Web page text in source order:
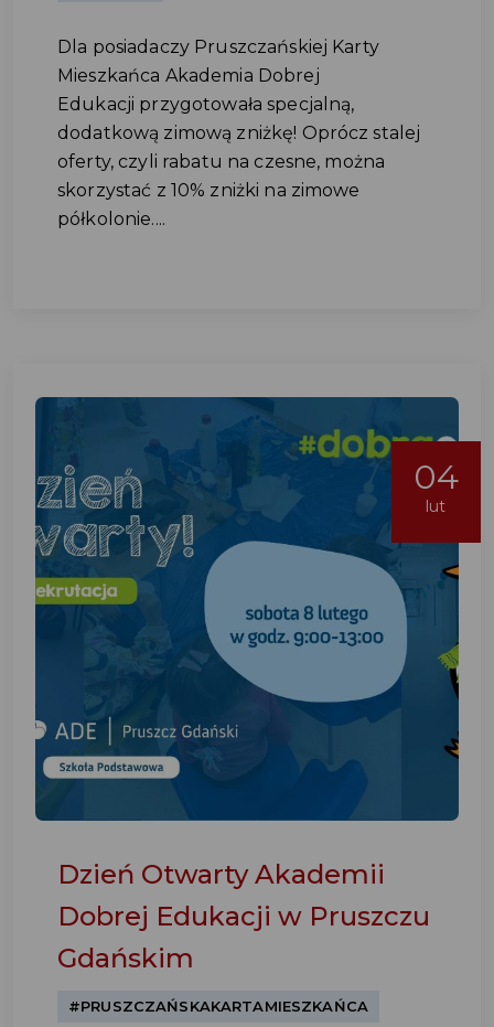
Dla posiadaczy Pruszczańskiej Karty
Mieszkańca Akademia Dobrej
Edukacji przygotowała specjalną,
dodatkową zimową zniżkę! Oprócz stalej
oferty, czyli rabatu na czesne, można
skorzystać z 10% zniżki na zimowe
półkolonie....
04
lut
Dzień Otwarty Akademii
Dobrej Edukacji w Pruszczu
Gdańskim
#PRUSZCZAŃSKAKARTAMIESZKAŃCA